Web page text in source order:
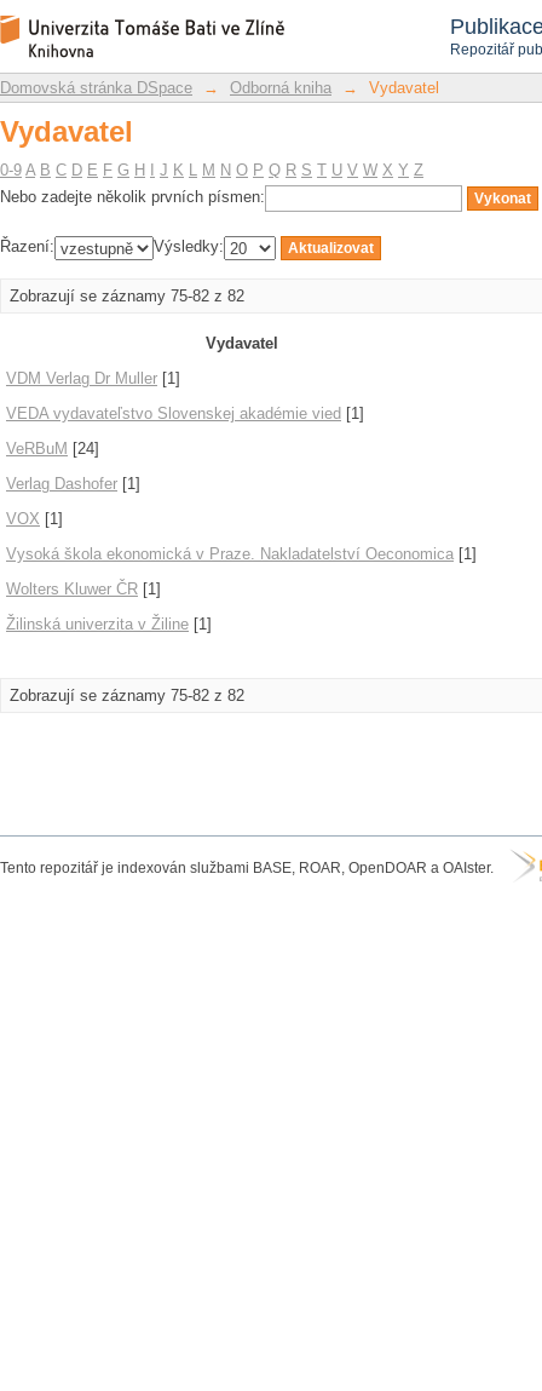
Repozitář
Vydavatel
Repozitář DSpace/Manakin
Domovská stránka DSpace → Odborná kniha → Vydavatel
Vydavatel
0-9 A B C D E F G H J K L M N O P Q R S T U V W X Y Z
Nebo zadejte několik prvních písmen:
Řazení: Výsledky:
Zobrazují se záznamy 75-82 z 82
Vydavatel
VDM Verlag Dr Muller [1]
VEDA vydavateľstvo Slovenskej akadémie vied [1]
VeRBuM [24]
Verlag Dashofer [1]
VOX [1]
Vysoká škola ekonomická v Praze. Nakladatelství Oeconomica [1]
Wolters Kluwer ČR [1]
Žilinská univerzita v Žiline [1]
Zobrazují se záznamy 75-82 z 82
Tento repozitář je indexován službami BASE, ROAR, OpenDOAR a OAIster.